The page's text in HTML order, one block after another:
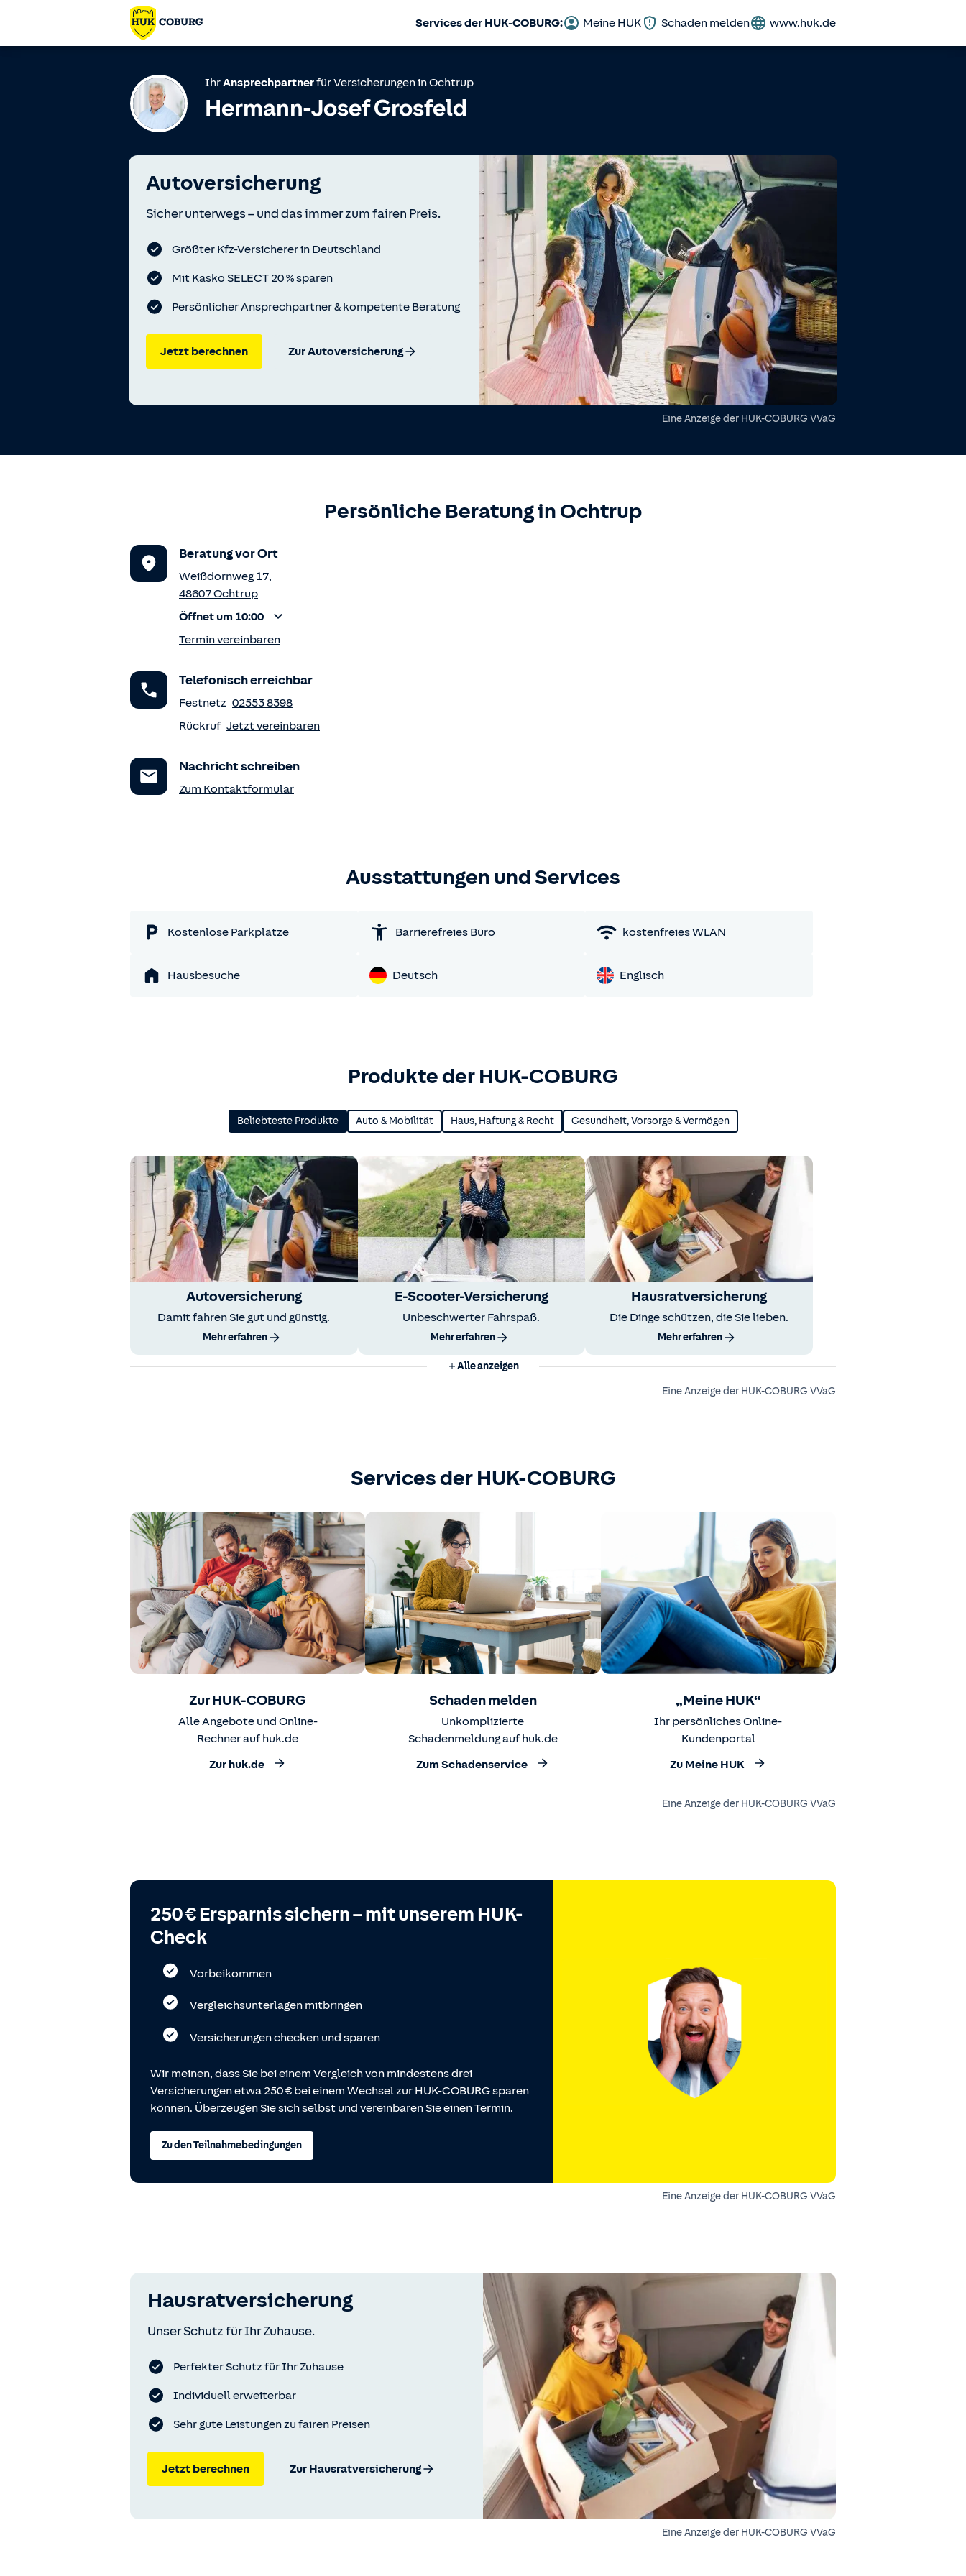
Services der HUK-COBURG: Meine HUK Schaden melden www.huk.de
IhrAnsprechpartnerfür Versicherungen inOchtrup
Hermann-Josef Grosfeld
Autoversicherung
Sicher unterwegs – und das immer zum fairen Preis.
Größter Kfz-Versicherer in Deutschland
Mit Kasko SELECT 20 % sparen
Persönlicher Ansprechpartner & kompetente Beratung
Jetzt berechnen Zur Autoversicherung
Eine Anzeige der HUK-COBURG VVaG
Persönliche Beratung in Ochtrup
Beratung vor Ort
Weißdornweg 17,
48607Ochtrup
Öffnet um 10:00
Termin vereinbaren
Telefonisch erreichbar
Festnetz 02553 8398
Rückruf Jetzt vereinbaren
Nachricht schreiben
Zum Kontaktformular
Ausstattungen und Services
Kostenlose Parkplätze Barrierefreies Büro kostenfreies WLAN
Hausbesuche Deutsch Englisch
Produkte der HUK-COBURG
Beliebteste Produkte Auto & Mobilität Haus, Haftung & Recht Gesundheit, Vorsorge & Vermögen
Autoversicherung
Damit fahren Sie gut und günstig.
Mehr erfahren
E-Scooter-Versicherung
Unbeschwerter Fahrspaß.
Mehr erfahren
Hausratversicherung
Die Dinge schützen, die Sie lieben.
Mehr erfahren
Alle anzeigen
Eine Anzeige der HUK-COBURG VVaG
Services der HUK-COBURG
Zur HUK-COBURG
Alle Angebote und Online-
Rechner auf huk.de
Zur huk.de
Schaden melden
Unkomplizierte
Schadenmeldung auf huk.de
Zum Schadenservice
„Meine HUK“
Ihr persönliches Online-
Kundenportal
Zu Meine HUK
Eine Anzeige der HUK-COBURG VVaG
250 € Ersparnis sichern – mit unserem HUK-
Check
Vorbeikommen
Vergleichsunterlagen mitbringen
Versicherungen checken und sparen
Wir meinen, dass Sie bei einem Vergleich von mindestens drei
Versicherungen etwa 250 € bei einem Wechsel zur HUK-COBURG sparen
können. Überzeugen Sie sich selbst und vereinbaren Sie einen Termin.
Zu den Teilnahmebedingungen
Eine Anzeige der HUK-COBURG VVaG
Hausratversicherung
Unser Schutz für Ihr Zuhause.
Perfekter Schutz für Ihr Zuhause
Individuell erweiterbar
Sehr gute Leistungen zu fairen Preisen
Jetzt berechnen Zur Hausratversicherung
Eine Anzeige der HUK-COBURG VVaG